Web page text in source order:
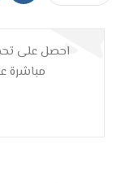
احصل على
مباشرة